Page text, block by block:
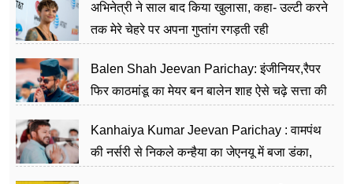
अभिनेत्री ने साल बाद किया खुलासा, कहा- उल्टी करने
तक मेरे चेहरे पर अपना गुप्तांग रगड़ती रही
Balen Shah Jeevan Parichay: इंजीनियर,रैपर
फिर काठमांडू का मेयर बन बालेन शाह ऐसे चढ़े सत्ता की
Kanhaiya Kumar Jeevan Parichay : वामपंथ
की नर्सरी से निकले कन्हैया का जेएनयू में बजा डंका,